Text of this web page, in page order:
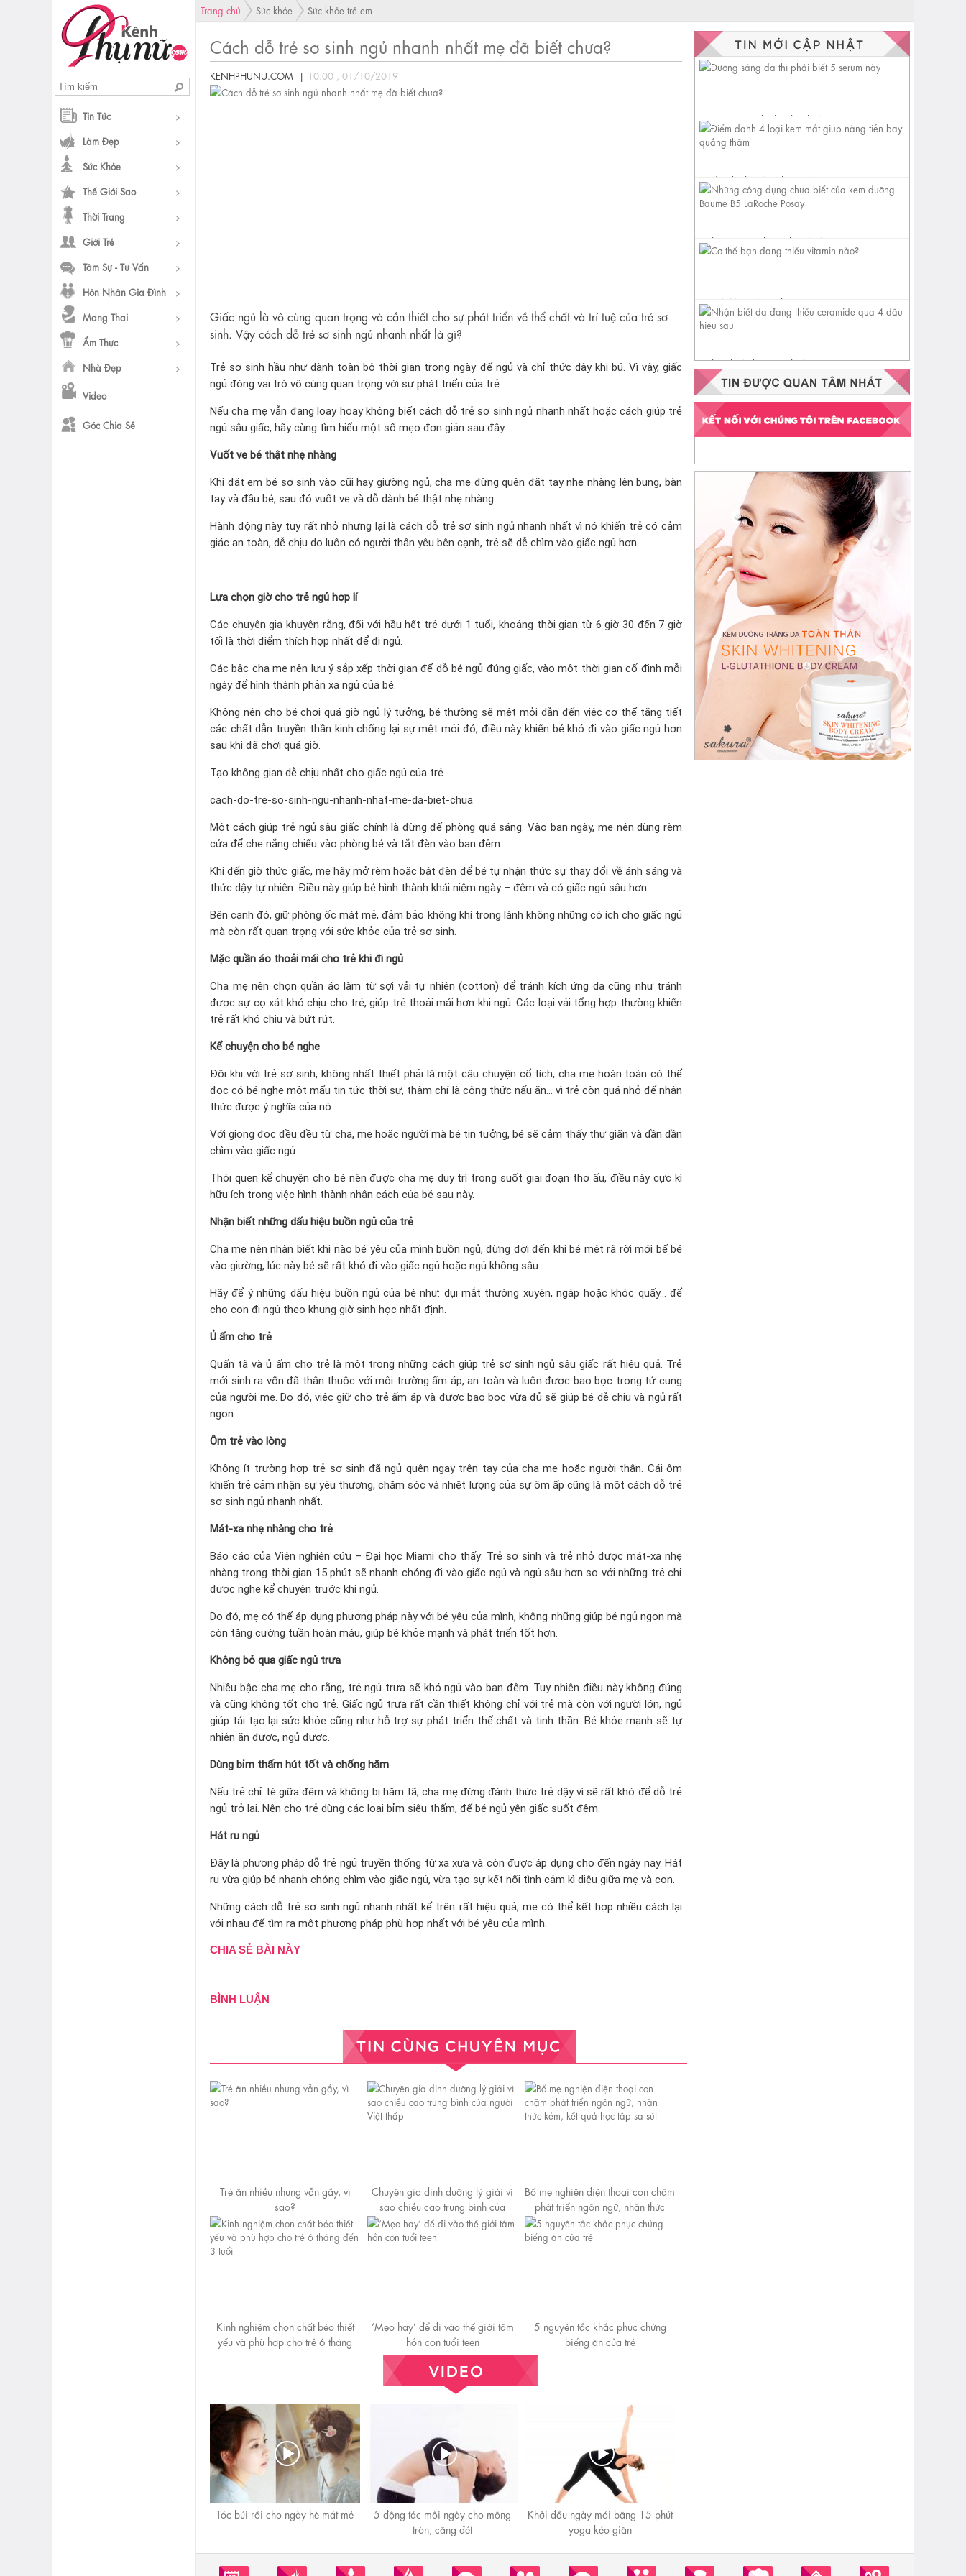
Tin Tức
Làm Đẹp
Sức Khỏe
Thế Giới Sao
Thời Trang
Giới Trẻ
Tâm Sự - Tư Vấn
Hôn Nhân Gia Đình
Mang Thai
Ẩm Thực
Nhà Đẹp
Video
Góc Chia Sẻ
Trang chủ Sức khỏe Sức khỏe trẻ em
Cách dỗ trẻ sơ sinh ngủ nhanh nhất mẹ đã biết chưa?
KENHPHUNU.COM | 10:00 , 01/10/2019
Giấc ngủ là vô cùng quan trọng và cần thiết cho sự phát triển về thể chất và trí tuệ của trẻ sơ
sinh. Vậy cách dỗ trẻ sơ sinh ngủ nhanh nhất là gì?
Trẻ sơ sinh hầu như dành toàn bộ thời gian trong ngày để ngủ và chỉ thức dậy khi bú. Vì vậy, giấc
ngủ đóng vai trò vô cùng quan trọng với sự phát triển của trẻ.
Nếu cha mẹ vẫn đang loay hoay không biết cách dỗ trẻ sơ sinh ngủ nhanh nhất hoặc cách giúp trẻ
ngủ sâu giấc, hãy cùng tìm hiểu một số mẹo đơn giản sau đây.
Vuốt ve bé thật nhẹ nhàng
Khi đặt em bé sơ sinh vào cũi hay giường ngủ, cha mẹ đừng quên đặt tay nhẹ nhàng lên bụng, bàn
tay và đầu bé, sau đó vuốt ve và dỗ dành bé thật nhẹ nhàng.
Hành động này tuy rất nhỏ nhưng lại là cách dỗ trẻ sơ sinh ngủ nhanh nhất vì nó khiến trẻ có cảm
giác an toàn, dễ chịu do luôn có người thân yêu bên cạnh, trẻ sẽ dễ chìm vào giấc ngủ hơn.
Lựa chọn giờ cho trẻ ngủ hợp lí
Các chuyên gia khuyên rằng, đối với hầu hết trẻ dưới 1 tuổi, khoảng thời gian từ 6 giờ 30 đến 7 giờ
tối là thời điểm thích hợp nhất để đi ngủ.
Các bậc cha mẹ nên lưu ý sắp xếp thời gian để dỗ bé ngủ đúng giấc, vào một thời gian cố định mỗi
ngày để hình thành phản xạ ngủ của bé.
Không nên cho bé chơi quá giờ ngủ lý tưởng, bé thường sẽ mệt mỏi dẫn đến việc cơ thể tăng tiết
các chất dẫn truyền thần kinh chống lại sự mệt mỏi đó, điều này khiến bé khó đi vào giấc ngủ hơn
sau khi đã chơi quá giờ.
Tạo không gian dễ chịu nhất cho giấc ngủ của trẻ
cach-do-tre-so-sinh-ngu-nhanh-nhat-me-da-biet-chua
Một cách giúp trẻ ngủ sâu giấc chính là đừng để phòng quá sáng. Vào ban ngày, mẹ nên dùng rèm
cửa để che nắng chiếu vào phòng bé và tắt đèn vào ban đêm.
Khi đến giờ thức giấc, mẹ hãy mở rèm hoặc bật đèn để bé tự nhận thức sự thay đổi về ánh sáng và
thức dậy tự nhiên. Điều này giúp bé hình thành khái niệm ngày – đêm và có giấc ngủ sâu hơn.
Bên cạnh đó, giữ phòng ốc mát mẻ, đảm bảo không khí trong lành không những có ích cho giấc ngủ
mà còn rất quan trọng với sức khỏe của trẻ sơ sinh.
Mặc quần áo thoải mái cho trẻ khi đi ngủ
Cha mẹ nên chọn quần áo làm từ sợi vải tự nhiên (cotton) để tránh kích ứng da cũng như tránh
được sự cọ xát khó chịu cho trẻ, giúp trẻ thoải mái hơn khi ngủ. Các loại vải tổng hợp thường khiến
trẻ rất khó chịu và bứt rứt.
Kể chuyện cho bé nghe
Đôi khi với trẻ sơ sinh, không nhất thiết phải là một câu chuyện cổ tích, cha mẹ hoàn toàn có thể
đọc có bé nghe một mẩu tin tức thời sự, thậm chí là công thức nấu ăn… vì trẻ còn quá nhỏ để nhận
thức được ý nghĩa của nó.
Với giọng đọc đều đều từ cha, mẹ hoặc người mà bé tin tưởng, bé sẽ cảm thấy thư giãn và dần dần
chìm vào giấc ngủ.
Thói quen kể chuyện cho bé nên được cha mẹ duy trì trong suốt giai đoạn thơ ấu, điều này cực kì
hữu ích trong việc hình thành nhân cách của bé sau này.
Nhận biết những dấu hiệu buồn ngủ của trẻ
Cha mẹ nên nhận biết khi nào bé yêu của mình buồn ngủ, đừng đợi đến khi bé mệt rã rời mới bế bé
vào giường, lúc này bé sẽ rất khó đi vào giấc ngủ hoặc ngủ không sâu.
Hãy để ý những dấu hiệu buồn ngủ của bé như: dụi mắt thường xuyên, ngáp hoặc khóc quấy… để
cho con đi ngủ theo khung giờ sinh học nhất định.
Ủ ấm cho trẻ
Quấn tã và ủ ấm cho trẻ là một trong những cách giúp trẻ sơ sinh ngủ sâu giấc rất hiệu quả. Trẻ
mới sinh ra vốn đã thân thuộc với môi trường ấm áp, an toàn và luôn được bao bọc trong tử cung
của người mẹ. Do đó, việc giữ cho trẻ ấm áp và được bao bọc vừa đủ sẽ giúp bé dễ chịu và ngủ rất
ngon.
Ôm trẻ vào lòng
Không ít trường hợp trẻ sơ sinh đã ngủ quên ngay trên tay của cha mẹ hoặc người thân. Cái ôm
khiến trẻ cảm nhận sự yêu thương, chăm sóc và nhiệt lượng của sự ôm ấp cũng là một cách dỗ trẻ
sơ sinh ngủ nhanh nhất.
Mát-xa nhẹ nhàng cho trẻ
Báo cáo của Viện nghiên cứu – Đại học Miami cho thấy: Trẻ sơ sinh và trẻ nhỏ được mát-xa nhẹ
nhàng trong thời gian 15 phút sẽ nhanh chóng đi vào giấc ngủ và ngủ sâu hơn so với những trẻ chỉ
được nghe kể chuyện trước khi ngủ.
Do đó, mẹ có thể áp dụng phương pháp này với bé yêu của mình, không những giúp bé ngủ ngon mà
còn tăng cường tuần hoàn máu, giúp bé khỏe mạnh và phát triển tốt hơn.
Không bỏ qua giấc ngủ trưa
Nhiều bậc cha mẹ cho rằng, trẻ ngủ trưa sẽ khó ngủ vào ban đêm. Tuy nhiên điều này không đúng
và cũng không tốt cho trẻ. Giấc ngủ trưa rất cần thiết không chỉ với trẻ mà còn với người lớn, ngủ
giúp tái tạo lại sức khỏe cũng như hỗ trợ sự phát triển thể chất và tinh thần. Bé khỏe mạnh sẽ tự
nhiên ăn được, ngủ được.
Dùng bỉm thấm hút tốt và chống hăm
Nếu trẻ chỉ tè giữa đêm và không bị hăm tã, cha mẹ đừng đánh thức trẻ dậy vì sẽ rất khó để dỗ trẻ
ngủ trở lại. Nên cho trẻ dùng các loại bỉm siêu thấm, để bé ngủ yên giấc suốt đêm.
Hát ru ngủ
Đây là phương pháp dỗ trẻ ngủ truyền thống từ xa xưa và còn được áp dụng cho đến ngày nay. Hát
ru vừa giúp bé nhanh chóng chìm vào giấc ngủ, vừa tạo sự kết nối tình cảm kì diệu giữa mẹ và con.
Những cách dỗ trẻ sơ sinh ngủ nhanh nhất kể trên rất hiệu quả, mẹ có thể kết hợp nhiều cách lại
với nhau để tìm ra một phương pháp phù hợp nhất với bé yêu của mình.
CHIA SẺ BÀI NÀY
BÌNH LUẬN
Trẻ ăn nhiều nhưng vẫn gầy, vì
sao?
Chuyên gia dinh dưỡng lý giải vì
sao chiều cao trung bình của
người Việt thấp
Bố mẹ nghiện điện thoại con chậm
phát triển ngôn ngữ, nhận thức
kém, kết quả học tập sa sút
Kinh nghiệm chọn chất béo thiết
yếu và phù hợp cho trẻ 6 tháng
‘Mẹo hay’ để đi vào thế giới tâm
hồn con tuổi teen
5 nguyên tắc khắc phục chứng
biếng ăn của trẻ
Tóc búi rối cho ngày hè mát mẻ
5 động tác mỗi ngày cho mông
tròn, căng đét
Khởi đầu ngày mới bằng 15 phút
yoga kéo giãn
Dưỡng sáng da thì phải biết 5
serum này
Điểm danh 4 loại kem mắt
giúp nàng tiễn bay quầng
thâm
Những công dụng chưa biết
của kem dưỡng Baume B5
Cơ thể bạn đang thiếu vitamin
nào?
Nhận biết da đang thiếu
ceramide qua 4 dấu hiệu sau